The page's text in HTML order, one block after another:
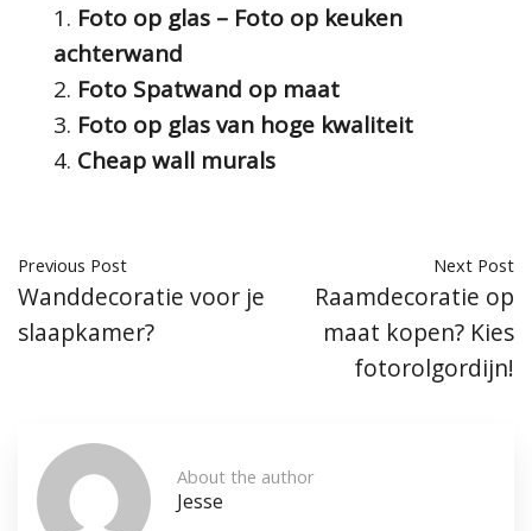
Foto op glas – Foto op keuken
achterwand
Foto Spatwand op maat
Foto op glas van hoge kwaliteit
Cheap wall murals
Previous Post
Wanddecoratie voor je
slaapkamer?
Next Post
Raamdecoratie op
maat kopen? Kies
fotorolgordijn!
About the author
Jesse